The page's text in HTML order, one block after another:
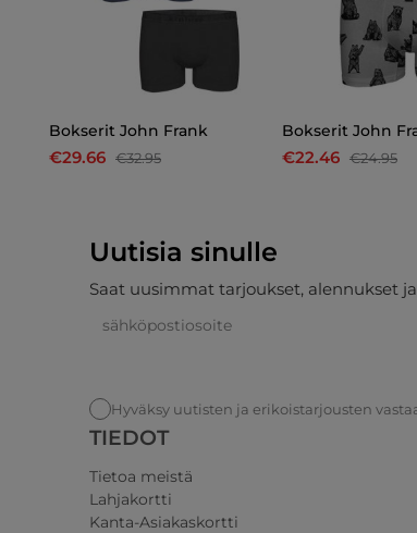
Bokserit John Frank
€29.66 €32.95
Bokserit John
€22.46 €24.95
Uutisia sinulle
Saat uusimmat tarjoukset, alennukset
Hyväksy uutisten ja erikoistarjousten
TIEDOT
Tietoa meistä
Lahjakortti
Kanta-Asiakaskortti